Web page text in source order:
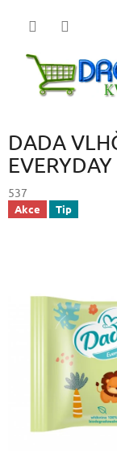
DADA
537
Akce Tip